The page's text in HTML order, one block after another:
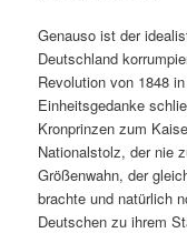
Genauso ist der
Deutschland
Revolution von 1848
Einheitsgedanke
Kronprinzen zum
Nationalstolz, der nie
Größenwahn, der
brachte und natürlich
Deutschen zu ihrem